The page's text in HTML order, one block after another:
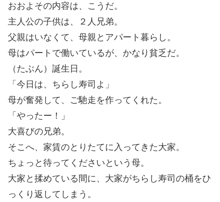
おおよその内容は、こうだ。
主人公の子供は、２人兄弟。
父親はいなくて、母親とアパート暮らし。
母はパートで働いているが、かなり貧乏だ。
（たぶん）誕生日。
「今日は、ちらし寿司よ」
母が奮発して、ご馳走を作ってくれた。
「やったー！」
大喜びの兄弟。
そこへ、家賃のとりたてに入ってきた大家。
ちょっと待ってくださいという母。
大家と揉めている間に、大家がちらし寿司の桶をひ
っくり返してしまう。